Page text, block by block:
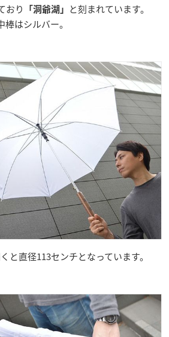
おり 「洞爺湖」
と刻まれています。
はシルバー。
と直径113センチとなっています。